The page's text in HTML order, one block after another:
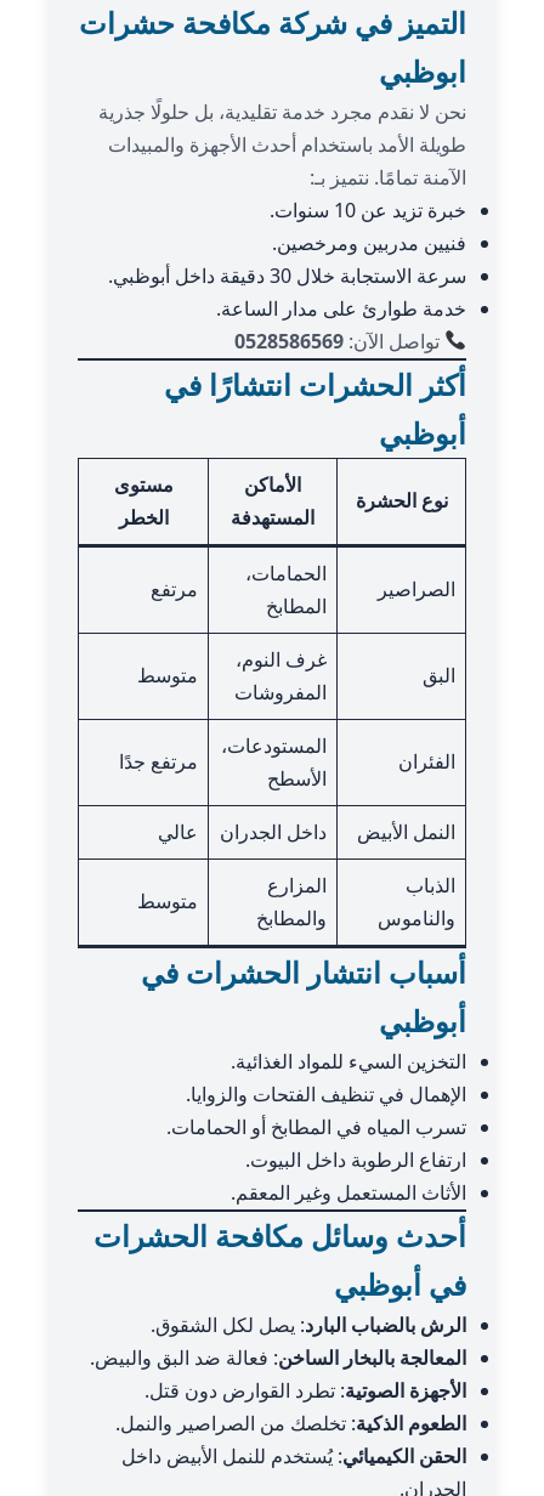
التميز في شركة مكافحة حشرات
ابوظبي
نحن لا نقدم مجرد خدمة تقليدية، بل حلولًا جذرية
طويلة الأمد باستخدام أحدث الأجهزة والمبيدات
الآمنة تمامًا. نتميز بـ:
خبرة تزيد عن 10 سنوات.
فنيين مدربين ومرخصين.
سرعة الاستجابة خلال 30 دقيقة داخل أبوظبي.
خدمة طوارئ على مدار الساعة.
تواصل الآن:0528586569
أكثر الحشرات انتشارًا في
أبوظبي
نوع الحشرة
الأماكن
المستهدفة
مستوى
الخطر
الصراصير
الحمامات،
المطابخ
مرتفع
البق
غرف النوم،
المفروشات
متوسط
الفئران
المستودعات،
الأسطح
مرتفع جدًا
النمل الأبيض داخل الجدران
عالي
الذباب
والناموس
المزارع
والمطابخ
متوسط
أسباب انتشار الحشرات في
أبوظبي
التخزين السيء للمواد الغذائية.
الإهمال في تنظيف الفتحات والزوايا.
تسرب المياه في المطابخ أو الحمامات.
ارتفاع الرطوبة داخل البيوت.
الأثاث المستعمل وغير المعقم.
أحدث وسائل مكافحة الحشرات
في أبوظبي
الرش بالضباب البارد: يصل لكل الشقوق.
المعالجة بالبخار الساخن: فعالة ضد البق والبيض.
الأجهزة الصوتية: تطرد القوارض دون قتل.
الطعوم الذكية: تخلصك من الصراصير والنمل.
الحقن الكيميائي: يُستخدم للنمل الأبيض داخل
الجدران.